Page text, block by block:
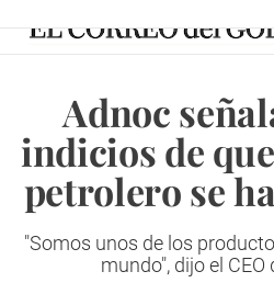
Adnoc
indicios de
petrolero se
"Somos unos de los
mundo", dijo el